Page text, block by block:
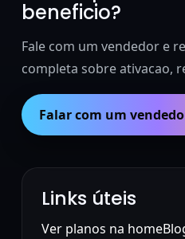
beneficio?
Fale com um vendedor e
completa sobre ativacao,
Falar com um
Links úteis
Ver planos na home